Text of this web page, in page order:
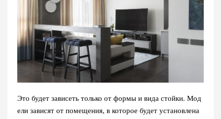
Это будет зависеть только от формы и вида стойки. Мод
ели зависят от помещения, в которое будет установлена